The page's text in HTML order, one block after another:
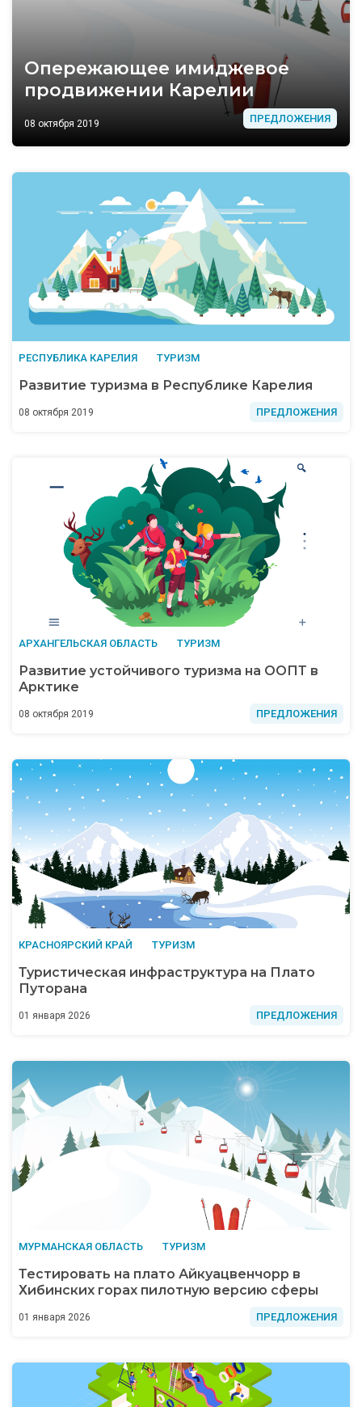
Опережающее имиджевое
продвижении Карелии
08 октября 2019 ПРЕДЛОЖЕНИЯ
РЕСПУБЛИКА КАРЕЛИЯ ТУРИЗМ
Развитие туризма в Республике Карелия
08 октября 2019 ПРЕДЛОЖЕНИЯ
АРХАНГЕЛЬСКАЯ ОБЛАСТЬ ТУРИЗМ
Развитие устойчивого туризма на ООПТ в
Арктике
08 октября 2019 ПРЕДЛОЖЕНИЯ
КРАСНОЯРСКИЙ КРАЙ ТУРИЗМ
Туристическая инфраструктура на Плато
Путорана
01 января 2026 ПРЕДЛОЖЕНИЯ
МУРМАНСКАЯ ОБЛАСТЬ ТУРИЗМ
Тестировать на плато Айкуацвенчорр в
Хибинских горах пилотную версию сферы
01 января 2026 ПРЕДЛОЖЕНИЯ